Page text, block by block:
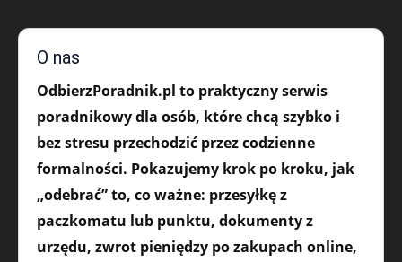
O nas
OdbierzPoradnik.pl to praktyczny serwis
poradnikowy dla osób, które chcą szybko i
bez stresu przechodzić przez codzienne
formalności. Pokazujemy krok po kroku, jak
„odebrać” to, co ważne: przesyłkę z
paczkomatu lub punktu, dokumenty z
urzędu, zwrot pieniędzy po zakupach online,